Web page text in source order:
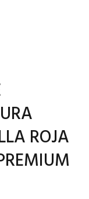
ROJA